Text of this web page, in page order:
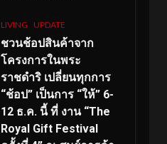
LIVING UPDATE
ชวนช้อปสินค้าจาก
โครงการในพระ
ราชดำริ เปลี่ยนทุกการ
“ช้อป” เป็นการ “ให้” 6-
12 ธ.ค. นี้ ที่ งาน “The
Royal Gift Festival